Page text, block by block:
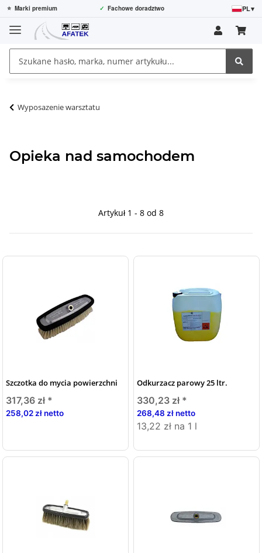
⭐ Marki premium ✓ Fachowe doradztwo PL▾
Wyposazenie warsztatu
Opieka nad samochodem
Artykuł 1 - 8 od 8
Szczotka do mycia powierzchni
317,36 zł *
258,02 zł netto
Odkurzacz parowy 25 ltr.
330,23 zł *
268,48 zł netto
13,22 zł na 1 l